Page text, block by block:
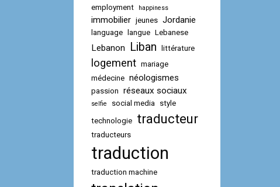
employment happiness
immobilier jeunes Jordanie
language langue Lebanese
Lebanon Liban littérature
logement mariage
médecine néologismes
passion réseaux sociaux
selfie social media style
technologie traducteur
traducteurs
traduction
traduction machine